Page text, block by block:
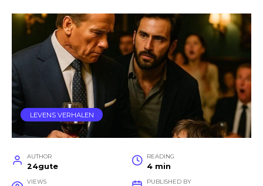
LEVENS VERHALEN
AUTHOR
24gute
READING
4 min
VIEWS PUBLISHED BY